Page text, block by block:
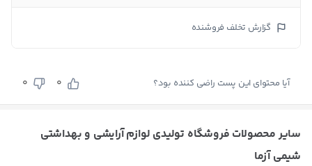
گزارش تخلف فروشنده
آیا محتوای این پست راضی کننده بود؟ 0
0
سایر محصولات فروشگاه تولیدی لوازم آرایشی و بهداشتی
شیمی آزما